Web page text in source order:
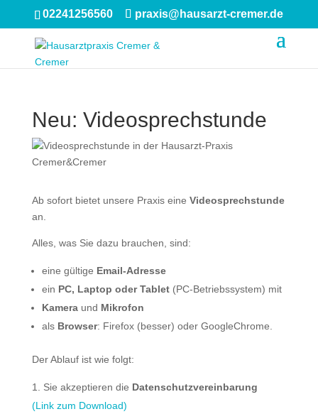
02241256560 praxis@hausarzt-cremer.de
Neu: Videosprechstunde
Ab sofort bietet unsere Praxis eine Videosprechstunde
an.
Alles, was Sie dazu brauchen, sind:
eine gültige Email-Adresse
ein PC, Laptop oder Tablet(PC-Betriebssystem) mit
Kameraund Mikrofon
als Browser: Firefox (besser) oder GoogleChrome.
Der Ablauf ist wie folgt:
Sie akzeptieren die Datenschutzvereinbarung
(Link zum Download)